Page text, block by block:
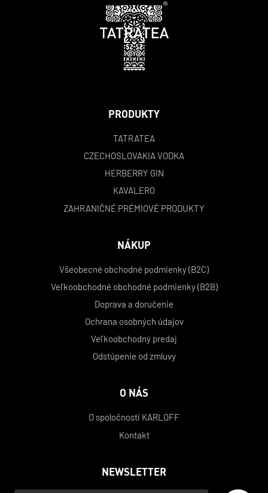
PRODUKTY
TATRATEA
CZECHOSLOVAKIA VODKA
HERBERRY GIN
KAVALERO
ZAHRANIČNÉ PRÉMIOVÉ PRODUKTY
NÁKUP
Všeobecné obchodné podmienky (B2C)
Veľkoobchodné obchodné podmienky (B2B)
Doprava a doručenie
Ochrana osobných údajov
Veľkoobchodný predaj
Odstúpenie od zmluvy
O NÁS
O spoločnosti KARLOFF
Kontakt
NEWSLETTER